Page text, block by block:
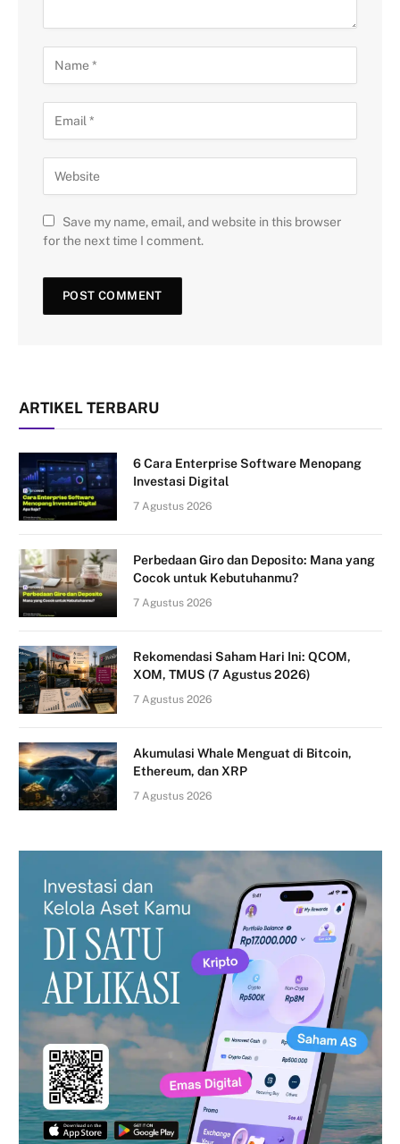
Save my name, email, and website in this browser
for the next time I comment.
ARTIKEL TERBARU
6 Cara Enterprise Software Menopang
Investasi Digital
7 Agustus 2026
Perbedaan Giro dan Deposito: Mana yang
Cocok untuk Kebutuhanmu?
7 Agustus 2026
Rekomendasi Saham Hari Ini: QCOM,
XOM, TMUS (7 Agustus 2026)
7 Agustus 2026
Akumulasi Whale Menguat di Bitcoin,
Ethereum, dan XRP
7 Agustus 2026